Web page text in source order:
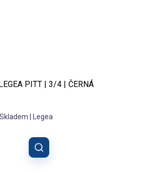
PITT | 3/4 | ČERNÁ
Skladem | Legea